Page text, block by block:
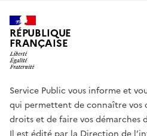
RÉPUBLIQUE
FRANÇAISE
Service Public vous informe et
qui permettent de connaître vos
droits et de faire vos démarches